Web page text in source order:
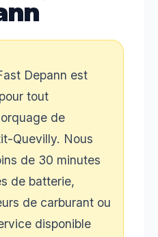
Depann est
tout
de
Quevilly. Nous
de 30 minutes
de batterie,
de carburant ou
disponible